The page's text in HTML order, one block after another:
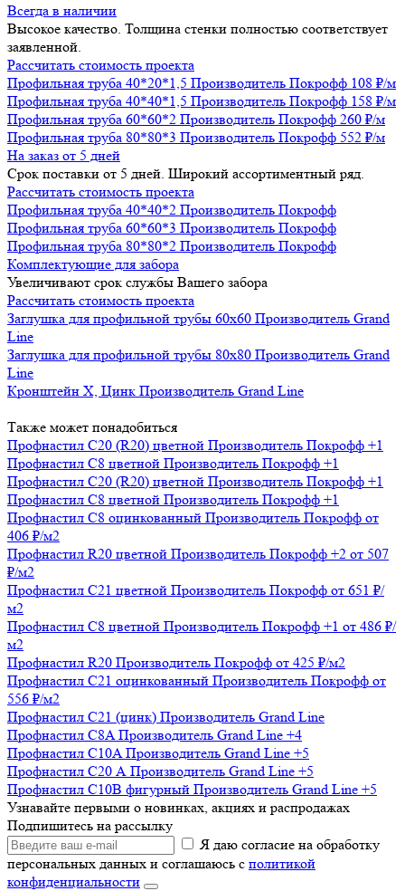
Всегда в наличии
Высокое качество. Толщина стенки полностью соответствует
заявленной.
Рассчитать стоимость проекта
Профильная труба 40*20*1,5 Производитель Покрофф 108 ₽/м
Профильная труба 40*40*1,5 Производитель Покрофф 158 ₽/м
Профильная труба 60*60*2 Производитель Покрофф 260 ₽/м
Профильная труба 80*80*3 Производитель Покрофф 552 ₽/м
На заказ от 5 дней
Срок поставки от 5 дней. Широкий ассортиментный ряд.
Рассчитать стоимость проекта
Профильная труба 40*40*2 Производитель Покрофф
Профильная труба 60*60*3 Производитель Покрофф
Профильная труба 80*80*2 Производитель Покрофф
Комплектующие для забора
Увеличивают срок службы Вашего забора
Рассчитать стоимость проекта
Заглушка для профильной трубы 60х60 Производитель Grand
Line
Заглушка для профильной трубы 80х80 Производитель Grand
Line
Кронштейн Х, Цинк Производитель Grand Line
Также может понадобиться
Профнастил С20 (R20) цветной Производитель Покрофф +1
Профнастил С8 цветной Производитель Покрофф +1
Профнастил С20 (R20) цветной Производитель Покрофф +1
Профнастил С8 цветной Производитель Покрофф +1
Профнастил С8 оцинкованный Производитель Покрофф от
406 ₽/м2
Профнастил R20 цветной Производитель Покрофф +2 от 507
₽/м2
Профнастил С21 цветной Производитель Покрофф от 651 ₽/
м2
Профнастил С8 цветной Производитель Покрофф +1 от 486 ₽/
м2
Профнастил R20 Производитель Покрофф от 425 ₽/м2
Профнастил С21 оцинкованный Производитель Покрофф от
556 ₽/м2
Профнастил С21 (цинк) Производитель Grand Line
Профнастил C8A Производитель Grand Line +4
Профнастил C10A Производитель Grand Line +5
Профнастил С20 А Производитель Grand Line +5
Профнастил C10B фигурный Производитель Grand Line +5
Узнавайте первыми о новинках, акциях и распродажах
Подпишитесь на рассылку
Я даю согласие на обработку
персональных данных и соглашаюсь с политикой
конфиденциальности